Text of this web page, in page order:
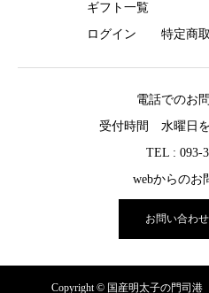
ギフト一覧
ログイン
特定商
電話でのお
受付時間 水曜日を
TEL : 093-
webからのお
お問い合わ
Copyright © 国産明太子の門司港